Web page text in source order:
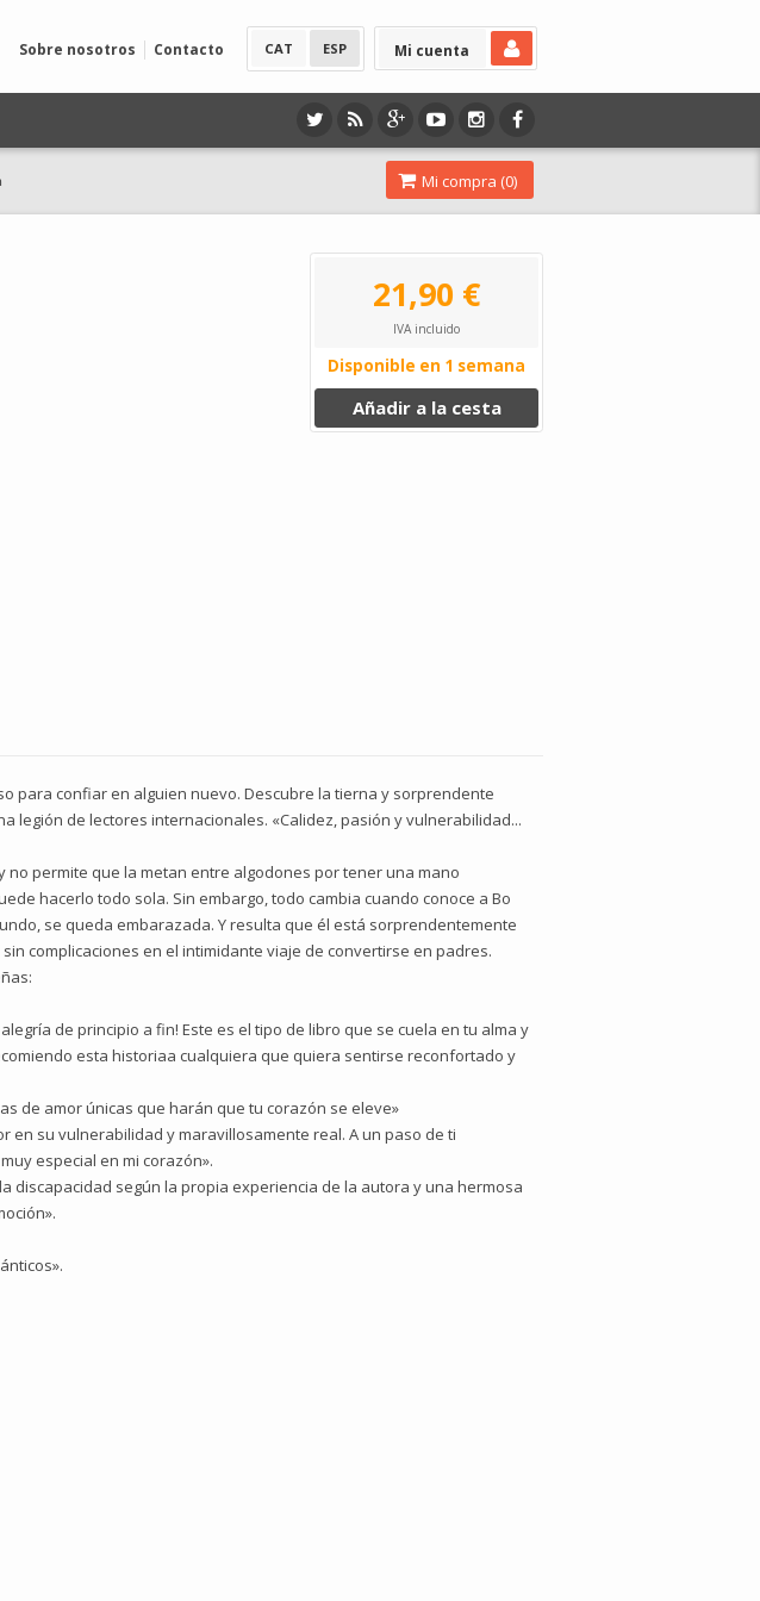
Mi cuenta
CAT ESP
Sobre nosotros Contacto
Mi compra (0)
21,90 €
IVA incluido
Disponible en 1 semana
Añadir a la cesta
para confiar en alguien nuevo. Descubre la tierna y sorprendente
legión de lectores internacionales. «Calidez, pasión y vulnerabilidad...
no permite que la metan entre algodones por tener una mano
hacerlo todo sola. Sin embargo, todo cambia cuando conoce a Bo
se queda embarazada. Y resulta que él está sorprendentemente
complicaciones en el intimidante viaje de convertirse en padres.
de principio a fin! Este es el tipo de libro que se cuela en tu alma y
esta historiaa cualquiera que quiera sentirse reconfortado y
de amor únicas que harán que tu corazón se eleve»
en su vulnerabilidad y maravillosamente real. A un paso de ti
especial en mi corazón».
discapacidad según la propia experiencia de la autora y una hermosa